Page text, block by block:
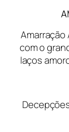
Amarração
com o
laços